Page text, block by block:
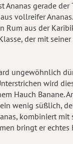
gerade
vollreifer
aus der
der mit
ungewöhnlich
wird
Hauch Banane.
wenig süßlich,
kombiniert
bringt er echtes